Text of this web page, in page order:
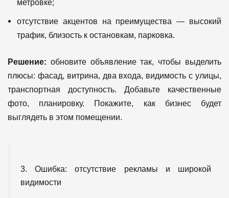
метровке;
отсутствие акцентов на преимущества — высокий
трафик, близость к остановкам, парковка.
Решение: обновите объявление так, чтобы выделить
плюсы: фасад, витрина, два входа, видимость с улицы,
транспортная доступность. Добавьте качественные
фото, планировку. Покажите, как бизнес будет
выглядеть в этом помещении.
3. Ошибка: отсутствие рекламы и широкой
видимости